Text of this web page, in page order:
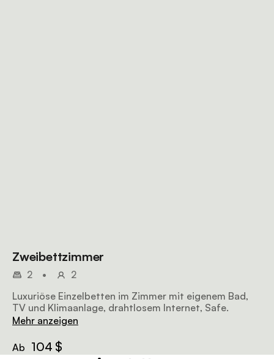
Zweibettzimmer
2 •
2
Luxuriöse Einzelbetten im Zimmer mit eigenem Bad,
TV und Klimaanlage, drahtlosem Internet, Safe.
Mehr anzeigen
Ab 104 $